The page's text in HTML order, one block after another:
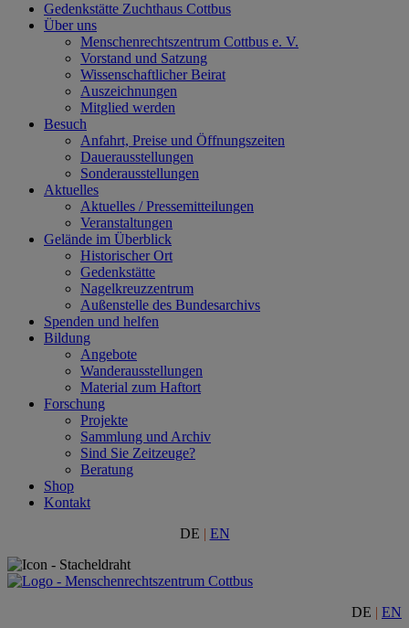
Gedenkstätte Zuchthaus Cottbus
Über uns
Menschenrechtszentrum Cottbus e. V.
Vorstand und Satzung
Wissenschaftlicher Beirat
Auszeichnungen
Mitglied werden
Besuch
Anfahrt, Preise und Öffnungszeiten
Dauerausstellungen
Sonderausstellungen
Aktuelles
Aktuelles / Pressemitteilungen
Veranstaltungen
Gelände im Überblick
Historischer Ort
Gedenkstätte
Nagelkreuzzentrum
Außenstelle des Bundesarchivs
Spenden und helfen
Bildung
Angebote
Wanderausstellungen
Material zum Haftort
Forschung
Projekte
Sammlung und Archiv
Sind Sie Zeitzeuge?
Beratung
Shop
Kontakt
DE | EN
DE | EN